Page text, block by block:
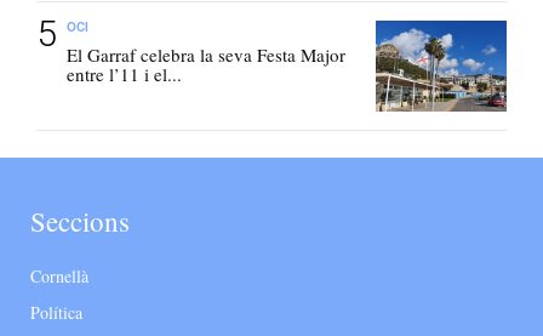
OCI
El Garraf celebra la seva Festa Major
entre l’11 i el...
Seccions
Cornellà
Política